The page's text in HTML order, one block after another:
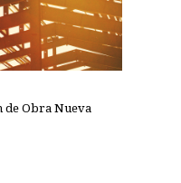
de Obra Nueva